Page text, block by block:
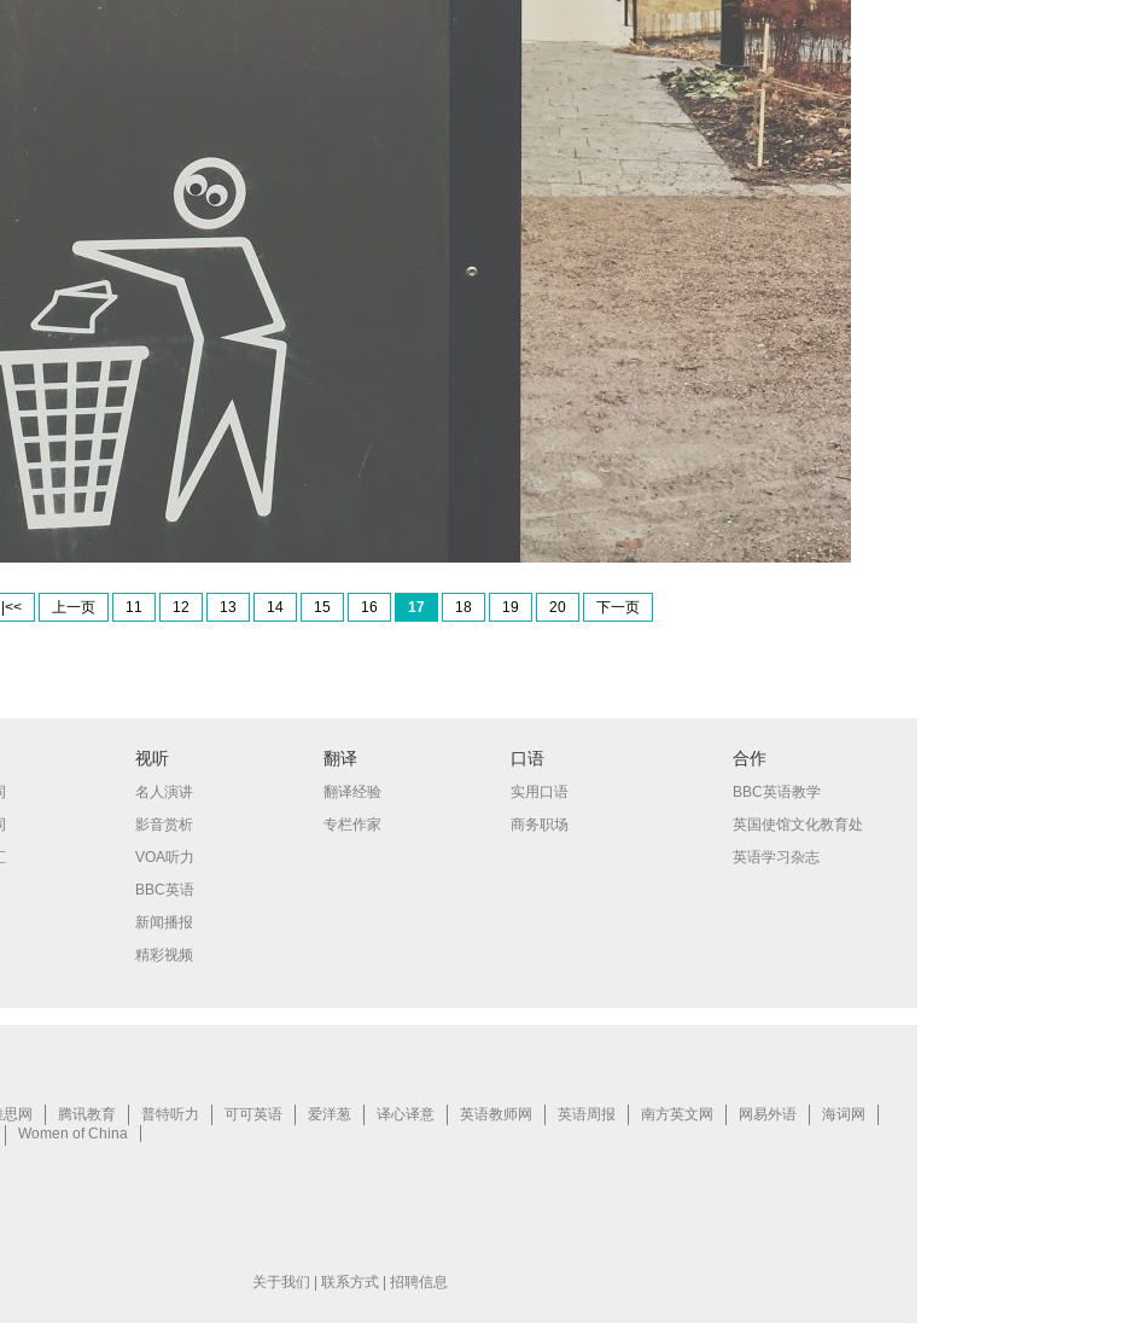
|<< 上一页 11 12 13 14 15 16 17 18 19 20 下一页
视听
名人演讲
影音赏析
VOA听力
BBC英语
新闻播报
精彩视频
翻译
翻译经验
专栏作家
口语
实用口语
商务职场
合作
BBC英语教学
英国使馆文化教育处
英语学习杂志
关于我们 联系方式 招聘信息